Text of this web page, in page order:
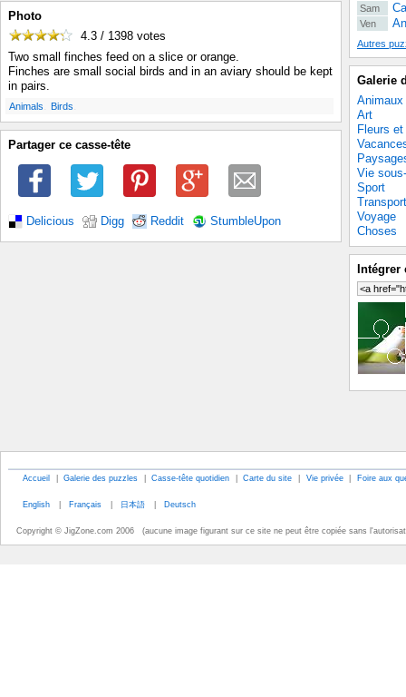
Photo
4.3 / 1398 votes
Two small finches feed on a slice or orange.
Finches are small social birds and in an aviary should be kept
in pairs.
Animals Birds
Partager ce casse-tête
Delicious Digg Reddit StumbleUpon
Sam
Ven
Autres
Galerie
Animaux
Art
Fleurs
Vie
Sport
Transport
Voyage
Choses
Intégrer
Accueil | Galerie des puzzles | Casse-tête quotidien | Carte du site | Vie privée | Foire aux
English | Français | 日本語 | Deutsch
Copyright © JigZone.com 2006 (aucune image figurant sur ce site ne peut être copiée sans